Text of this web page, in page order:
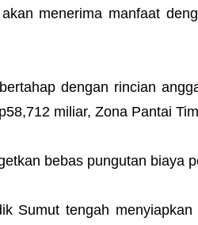
menerima manfaat
dengan rincian
miliar, Zona Pantai
bebas pungutan biaya
Sumut tengah